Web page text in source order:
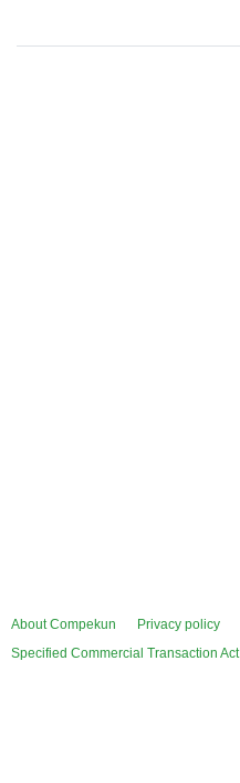
About Compekun Privacy policy
Specified Commercial Transaction Act